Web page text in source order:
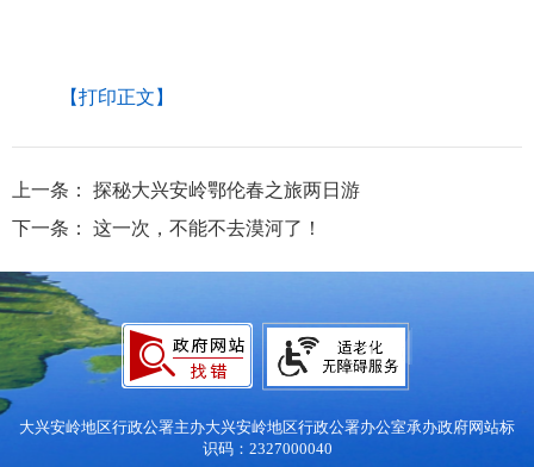
【打印正文】
上一条：
探秘大兴安岭鄂伦春之旅两日游
下一条：
这一次，不能不去漠河了！
大兴安岭地区行政公署主办大兴安岭地区行政公署办公室承办政府网站标
识码：2327000040